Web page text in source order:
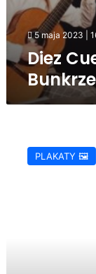
5 maja 2023 |
Diez
Festiwal
MusicaPLAKATY 🖼️